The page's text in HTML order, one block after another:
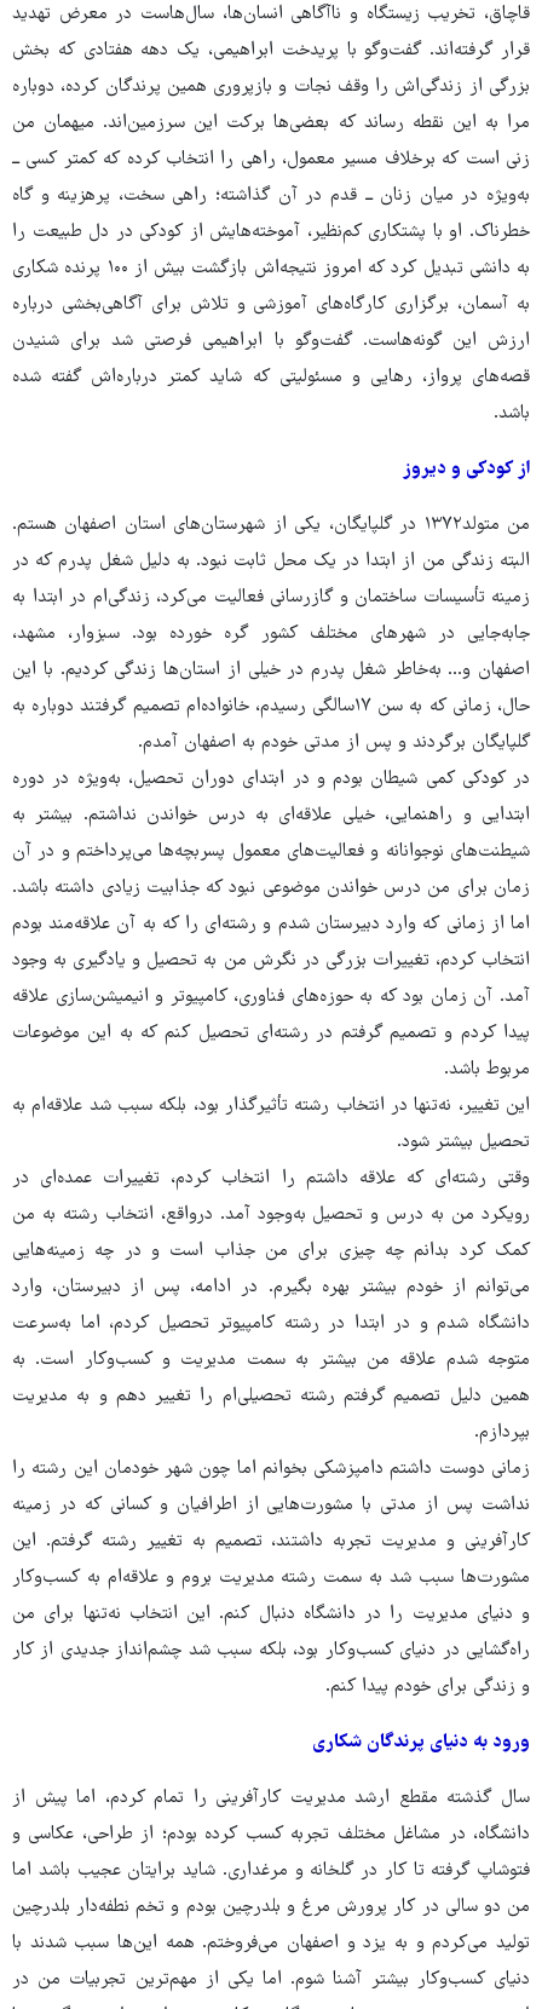
قاچاق، تخریب زیستگاه و ناآگاهی انسان‌ها، سال‌هاست در معرض تهدید
قرار گرفته‌اند. گفت‌وگو با پریدخت ابراهیمی، یک دهه هفتادی که بخش
بزرگی از زندگی‌اش را وقف نجات و بازپروری همین پرندگان کرده، دوباره
مرا به این نقطه رساند که بعضی‌ها برکت این سرزمین‌اند. میهمان من
زنی است که برخلاف مسیر معمول، راهی را انتخاب کرده که کمتر کسی ــ
به‌ویژه در میان زنان ــ قدم در آن گذاشته؛ راهی سخت، پرهزینه و گاه
خطرناک. او با پشتکاری کم‌نظیر، آموخته‌هایش از کودکی در دل طبیعت را
به دانشی تبدیل کرد که امروز نتیجه‌اش بازگشت بیش از ۱۰۰ پرنده شکاری
به آسمان، برگزاری کارگاه‌های آموزشی و تلاش برای آگاهی‌بخشی درباره
ارزش این گونه‌هاست. گفت‌وگو با ابراهیمی فرصتی شد برای شنیدن
قصه‌های پرواز، رهایی و مسئولیتی که شاید کمتر درباره‌اش گفته شده
باشد.
از کودکی و دیروز
من متولد۱۳۷۲ در گلپایگان، یکی از شهرستان‌های استان اصفهان هستم.
البته زندگی من از ابتدا در یک محل ثابت نبود. به دلیل شغل پدرم که در
زمینه تأسیسات ساختمان و گازرسانی فعالیت می‌کرد، زندگی‌ام در ابتدا به
جابه‌جایی در شهرهای مختلف کشور گره خورده بود. سبزوار، مشهد،
اصفهان و... به‌خاطر شغل پدرم در خیلی از استان‌ها زندگی کردیم. با این
حال، زمانی که به سن ۱۷سالگی رسیدم، خانواده‌ام تصمیم گرفتند دوباره به
گلپایگان برگردند و پس از مدتی خودم به اصفهان آمدم.
در کودکی کمی شیطان بودم و در ابتدای دوران تحصیل، به‌ویژه در دوره
ابتدایی و راهنمایی، خیلی علاقه‌ای به درس خواندن نداشتم. بیشتر به
شیطنت‌های نوجوانانه و فعالیت‌های معمول پسربچه‌ها می‌پرداختم و در آن
زمان برای من درس خواندن موضوعی نبود که جذابیت زیادی داشته باشد.
اما از زمانی که وارد دبیرستان شدم و رشته‌ای را که به آن علاقه‌مند بودم
انتخاب کردم، تغییرات بزرگی در نگرش من به تحصیل و یادگیری به وجود
آمد. آن زمان بود که به حوزه‌های فناوری، کامپیوتر و انیمیشن‌سازی علاقه
پیدا کردم و تصمیم گرفتم در رشته‌ای تحصیل کنم که به این موضوعات
مربوط باشد.
این تغییر، نه‌تنها در انتخاب رشته تأثیرگذار بود، بلکه سبب شد علاقه‌ام به
تحصیل بیشتر شود.
وقتی رشته‌ای که علاقه داشتم را انتخاب کردم، تغییرات عمده‌ای در
رویکرد من به درس و تحصیل به‌وجود آمد. درواقع، انتخاب رشته به من
کمک کرد بدانم چه چیزی برای من جذاب است و در چه زمینه‌هایی
می‌توانم از خودم بیشتر بهره بگیرم. در ادامه، پس از دبیرستان، وارد
دانشگاه شدم و در ابتدا در رشته کامپیوتر تحصیل کردم، اما به‌سرعت
متوجه شدم علاقه من بیشتر به سمت مدیریت و کسب‌وکار است. به
همین دلیل تصمیم گرفتم رشته تحصیلی‌ام را تغییر دهم و به مدیریت
بپردازم.
زمانی دوست داشتم دامپزشکی بخوانم اما چون شهر خودمان این رشته را
نداشت پس از مدتی با مشورت‌هایی از اطرافیان و کسانی که در زمینه
کارآفرینی و مدیریت تجربه داشتند، تصمیم به تغییر رشته گرفتم. این
مشورت‌ها سبب شد به سمت رشته مدیریت بروم و علاقه‌ام به کسب‌وکار
و دنیای مدیریت را در دانشگاه دنبال کنم. این انتخاب نه‌تنها برای من
راه‌گشایی در دنیای کسب‌وکار بود، بلکه سبب شد چشم‌انداز جدیدی از کار
و زندگی برای خودم پیدا کنم.
ورود به دنیای پرندگان شکاری
سال گذشته مقطع ارشد مدیریت کارآفرینی را تمام کردم، اما پیش از
دانشگاه، در مشاغل مختلف تجربه کسب کرده بودم؛ از طراحی، عکاسی و
فتوشاپ گرفته تا کار در گلخانه و مرغداری. شاید برایتان عجیب باشد اما
من دو سالی در کار پرورش مرغ و بلدرچین بودم و تخم نطفه‌دار بلدرچین
تولید می‌کردم و به یزد و اصفهان می‌فروختم. همه این‌ها سبب شدند با
دنیای کسب‌وکار بیشتر آشنا شوم. اما یکی از مهم‌ترین تجربیات من در